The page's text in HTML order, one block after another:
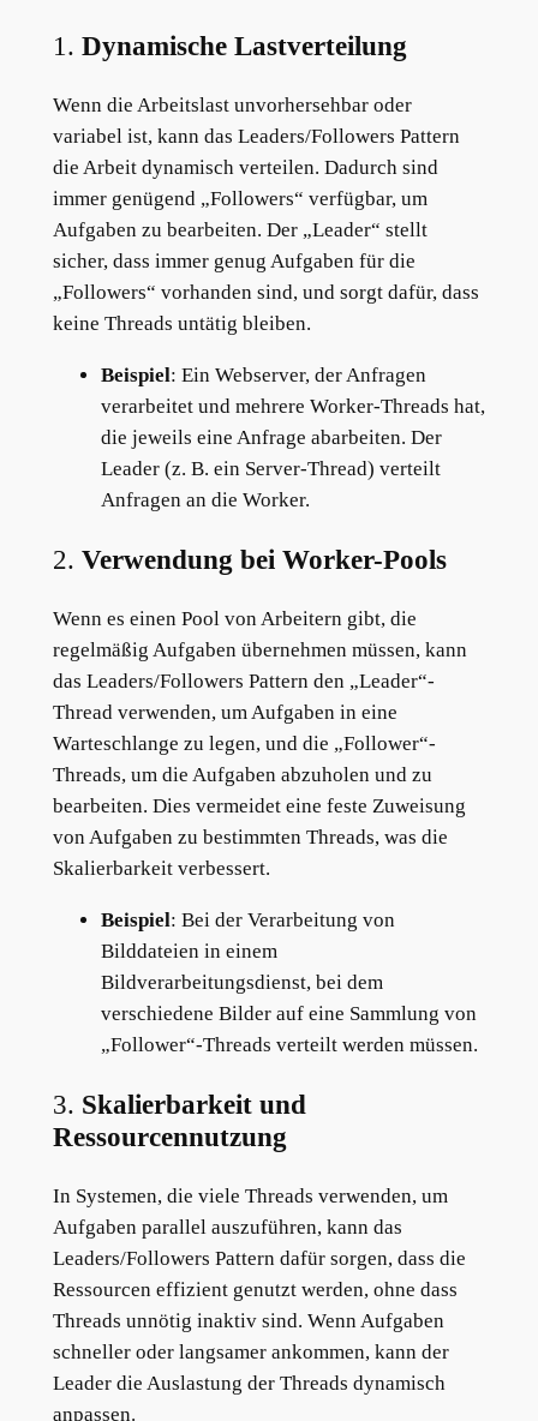
1. Dynamische Lastverteilung
Wenn die Arbeitslast unvorhersehbar oder
variabel ist, kann das Leaders/Followers Pattern
die Arbeit dynamisch verteilen. Dadurch sind
immer genügend „Followers“ verfügbar, um
Aufgaben zu bearbeiten. Der „Leader“ stellt
sicher, dass immer genug Aufgaben für die
„Followers“ vorhanden sind, und sorgt dafür, dass
keine Threads untätig bleiben.
Beispiel: Ein Webserver, der Anfragen
verarbeitet und mehrere Worker-Threads hat,
die jeweils eine Anfrage abarbeiten. Der
Leader (z. B. ein Server-Thread) verteilt
Anfragen an die Worker.
2. Verwendung bei Worker-Pools
Wenn es einen Pool von Arbeitern gibt, die
regelmäßig Aufgaben übernehmen müssen, kann
das Leaders/Followers Pattern den „Leader“-
Thread verwenden, um Aufgaben in eine
Warteschlange zu legen, und die „Follower“-
Threads, um die Aufgaben abzuholen und zu
bearbeiten. Dies vermeidet eine feste Zuweisung
von Aufgaben zu bestimmten Threads, was die
Skalierbarkeit verbessert.
Beispiel: Bei der Verarbeitung von
Bilddateien in einem
Bildverarbeitungsdienst, bei dem
verschiedene Bilder auf eine Sammlung von
„Follower“-Threads verteilt werden müssen.
3. Skalierbarkeit und
Ressourcennutzung
In Systemen, die viele Threads verwenden, um
Aufgaben parallel auszuführen, kann das
Leaders/Followers Pattern dafür sorgen, dass die
Ressourcen effizient genutzt werden, ohne dass
Threads unnötig inaktiv sind. Wenn Aufgaben
schneller oder langsamer ankommen, kann der
Leader die Auslastung der Threads dynamisch
anpassen.